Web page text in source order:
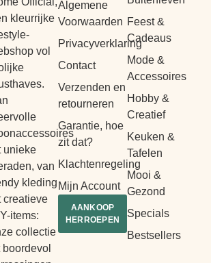
kleurrijke
vol
unieke
van
kleding
creatieve
items:
collectie
boordevol
Feest &
Cadeaus
Mode &
Accessoires
Hobby &
Creatief
Keuken &
Tafelen
Mooi &
Gezond
Specials
Bestsellers
Algemene
Voorwaarden
Privacyverklaring
Contact
Verzenden en
retourneren
Garantie, hoe
zit dat?
Klachtenregeling
Mijn Account
AANKOOP
HERROEPEN